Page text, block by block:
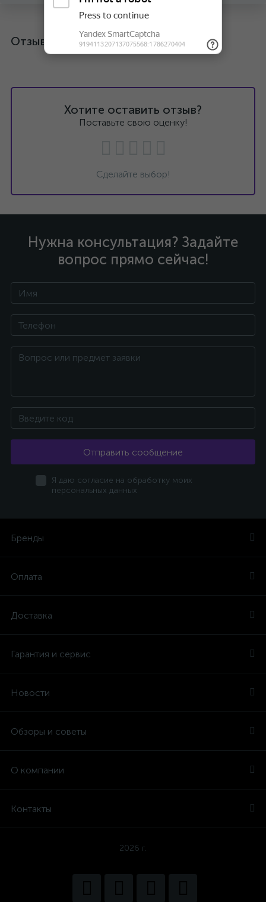
Отзывы
Хотите оставить отзыв?
Поставьте свою оценку!
Сделайте выбор!
Нужна консультация? Задайте
вопрос прямо сейчас!
Отправить сообщение
Я даю согласие на обработку моих
персональных данных
Бренды
Оплата
Доставка
Гарантия и сервис
Новости
Обзоры и советы
О компании
Контакты
2026 г.